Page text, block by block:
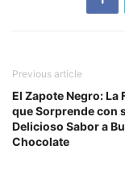
Previous article
El Zapote Negro: La
que Sorprende con
Delicioso Sabor a
Chocolate